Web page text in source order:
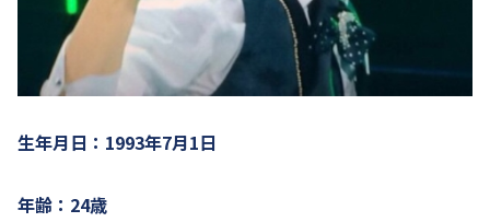
生年月日：1993年7月1日
年齢：24歳